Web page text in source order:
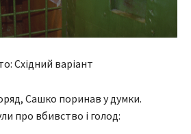
Східний варіант
Сашко поринав у думки.
про вбивство і голод: